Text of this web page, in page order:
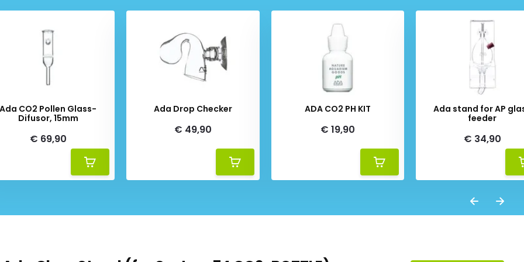
Ada CO2 Pollen Glass-
Difusor, 15mm
€ 69,90
Ada Drop Checker
€ 49,90
ADA CO2 PH KIT
€ 19,90
Ada stand for AP
feeder
€ 34,90